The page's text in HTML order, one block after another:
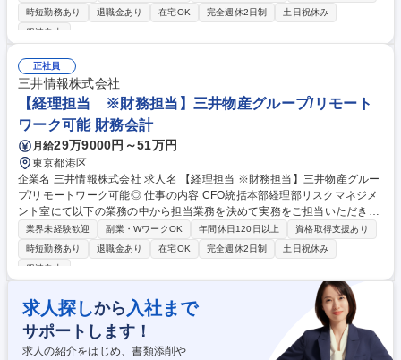
料の作成 ■決算業務プロセスの改善 ■営業部署等からの会計/税務相談対応
■監査法人対応 【プロジェクト例】■生産性向上への取り組み ■業務標準化
トワーク可能◎
時短勤務あり
退職金あり 在宅OK 完全週休2日制
土日祝休み
服装自由
正社員
三井情報株式会社
【経理担当 ※財務担当】三井物産グループ/リモート
ワーク可能 財務会計
月給29万9000円～51万円
東京都港区
企業名 三井情報株式会社 求人名 【経理担当 ※財務担当】三井物産グルー
プ/リモートワーク可能◎ 仕事の内容 CFO統括本部経理部リスクマネジメ
ント室にて以下の業務の中から担当業務を決めて実務をご担当いただきま
す。担当業務は、ご経験を踏まえて決定させていただきます。 ■財務資金
管理運用に関する業務 ■外国為替運用に関する業務 ■与信管理運用に関す
る業務 ■業務効率化・業務改善の立案、実行 【プロジェクト例】 ■業務プ
業界未経験歓迎 副業・WワークOK 年間休日120日以上
資格取得支援あり
時短勤務あり
退職金あり 在宅OK 完全週休2日制
土日祝休み
服装自由
求人探しから 入社まで
サポートします！
求人の紹介をはじめ、書類添削や